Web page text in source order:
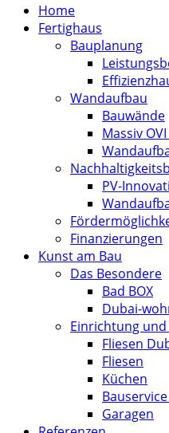
Home
Fertighaus
Bauplanung
Wandaufbau
Bauwände
Massiv
PV-
Finanzierungen
Kunst am Bau
Das Besondere
Bad BOX
Dubai-
Einrichtung und
Fliesen
Fliesen
Küchen
Garagen